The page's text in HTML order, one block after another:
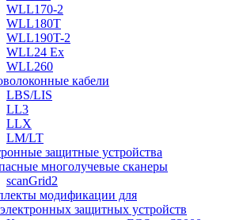
WLL170-2
WLL180T
WLL190T-2
WLL24 Ex
WLL260
кабели
LBS/LIS
LL3
LLX
LM/LT
защитные устройства
многолучевые сканеры
scanGrid2
модификации для
защитных устройств